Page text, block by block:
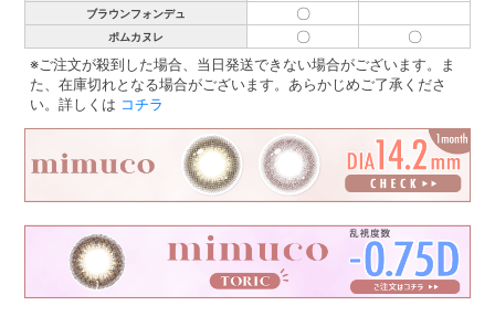
ブラウンフォンデュ 〇
ポムカヌレ 〇
〇
※ご注文が殺到した場合、当日発送できない場合がございます。ま
た、在庫切れとなる場合がございます。あらかじめご了承くださ
い。詳しくは コチラ